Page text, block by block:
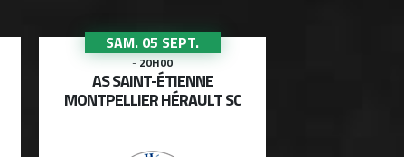
SAM. 05 SEPT.
-20H00
AS SAINT-ÉTIENNE
MONTPELLIER HÉRAULT SC